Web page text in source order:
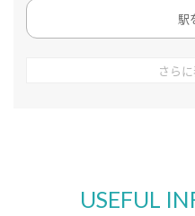
駅
さら
USEFUL